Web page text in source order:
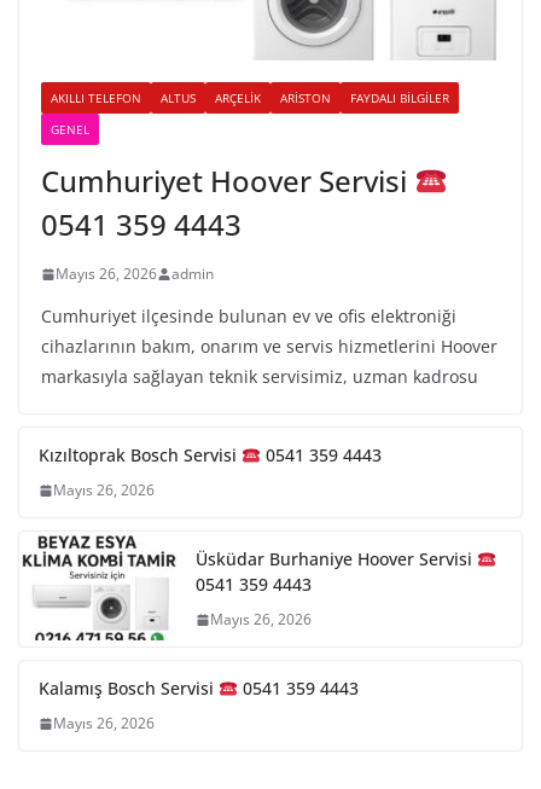
AKILLI TELEFON ALTUS ARÇELIK ARISTON
FAYDALI BILGILER
GENEL
Cumhuriyet Hoover Servisi
0541 359 4443
Mayıs 26, 2026 admin
Cumhuriyet ilçesinde bulunan ev ve ofis elektroniği
cihazlarının bakım, onarım ve servis hizmetlerini Hoover
markasıyla sağlayan teknik servisimiz, uzman kadrosu
Kızıltoprak Bosch Servisi 0541 359 4443
Mayıs 26, 2026
Üsküdar Burhaniye Hoover Servisi
0541 359 4443
Mayıs 26, 2026
Kalamış Bosch Servisi 0541 359 4443
Mayıs 26, 2026